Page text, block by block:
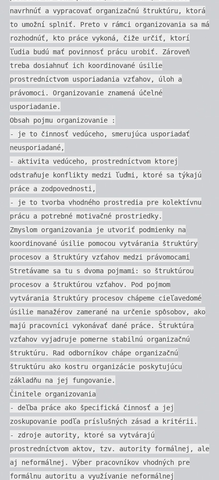
navrhnúť a vypracovať organizačnú štruktúru, ktorá
to umožní splniť. Preto v rámci organizovania sa má
rozhodnúť, kto práce vykoná, čiže určiť, ktorí
ľudia budú mať povinnosť prácu urobiť. Zároveň
treba dosiahnuť ich koordinované úsilie
prostredníctvom usporiadania vzťahov, úloh a
právomoci. Organizovanie znamená účelné
usporiadanie.
Obsah pojmu organizovanie :
- je to činnosť vedúceho, smerujúca usporiadať
neusporiadané,
- aktivita vedúceho, prostredníctvom ktorej
odstraňuje konflikty medzi ľuďmi, ktoré sa týkajú
práce a zodpovednosti,
- je to tvorba vhodného prostredia pre kolektívnu
prácu a potrebné motivačné prostriedky.
Zmyslom organizovania je utvoriť podmienky na
koordinované úsilie pomocou vytvárania štruktúry
procesov a štruktúry vzťahov medzi právomocami
Stretávame sa tu s dvoma pojmami: so štruktúrou
procesov a štruktúrou vzťahov. Pod pojmom
vytvárania štruktúry procesov chápeme cieľavedomé
úsilie manažérov zamerané na určenie spôsobov, ako
majú pracovníci vykonávať dané práce. Štruktúra
vzťahov vyjadruje pomerne stabilnú organizačnú
štruktúru. Rad odborníkov chápe organizačnú
štruktúru ako kostru organizácie poskytujúcu
základňu na jej fungovanie.
Činitele organizovania
- deľba práce ako špecifická činnosť a jej
zoskupovanie podľa príslušných zásad a kritérii.
- zdroje autority, ktoré sa vytvárajú
prostredníctvom aktov, tzv. autority formálnej, ale
aj neformálnej. Výber pracovníkov vhodných pre
formálnu autoritu a využívanie neformálnej